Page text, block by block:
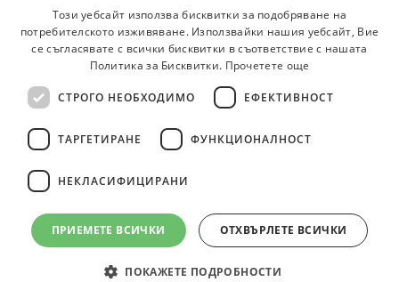
Когато получим оферта
Vihra AI
За новодошли
Всички услуги на JobTiger
© 2000-2026 JobTiger. Всички права запазени.
BULGARIAN
ENGLISH
Този уебсайт използва бисквитки за подобряване на
потребителското изживяване. Използвайки нашия уебсайт, Вие
се съгласявате с всички бисквитки в съответствие с нашата
Политика за Бисквитки. Прочетете още
СТРОГО НЕОБХОДИМО ЕФЕКТИВНОСТ
ТАРГЕТИРАНЕ ФУНКЦИОНАЛНОСТ
НЕКЛАСИФИЦИРАНИ
ПРИЕМЕТЕ ВСИЧКИ ОТХВЪРЛЕТЕ ВСИЧКИ
ПОКАЖЕТЕ ПОДРОБНОСТИ